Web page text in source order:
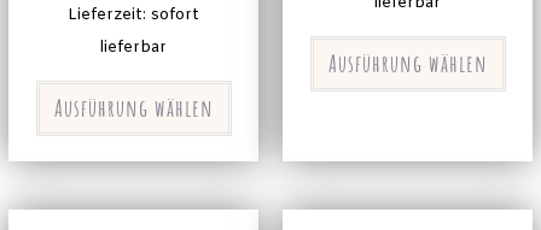
Lieferzeit: sofort
lieferbar
Ausführung wählen
Ausführung wählen